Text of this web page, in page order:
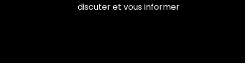
discuter et vous informer